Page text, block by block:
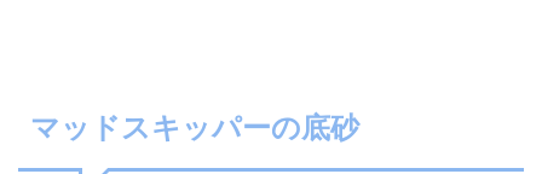
マッドスキッパーの底砂